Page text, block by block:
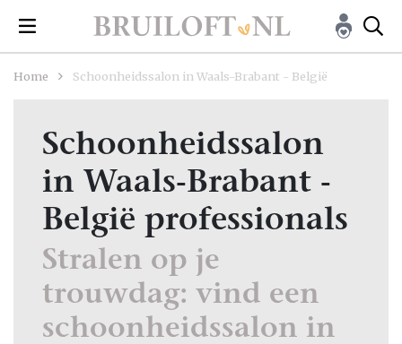
Home Schoonheidssalon in Waals-Brabant - België
Schoonheidssalon
in Waals-Brabant -
België professionals
Stralen op je
trouwdag: vind een
schoonheidssalon in